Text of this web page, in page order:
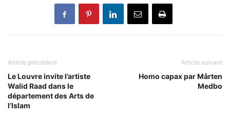
Article précédent
Le Louvre invite l’artiste
Walid Raad dans le
département des Arts de
l’Islam
Article suivant
Homo capax par Mårten
Medbo